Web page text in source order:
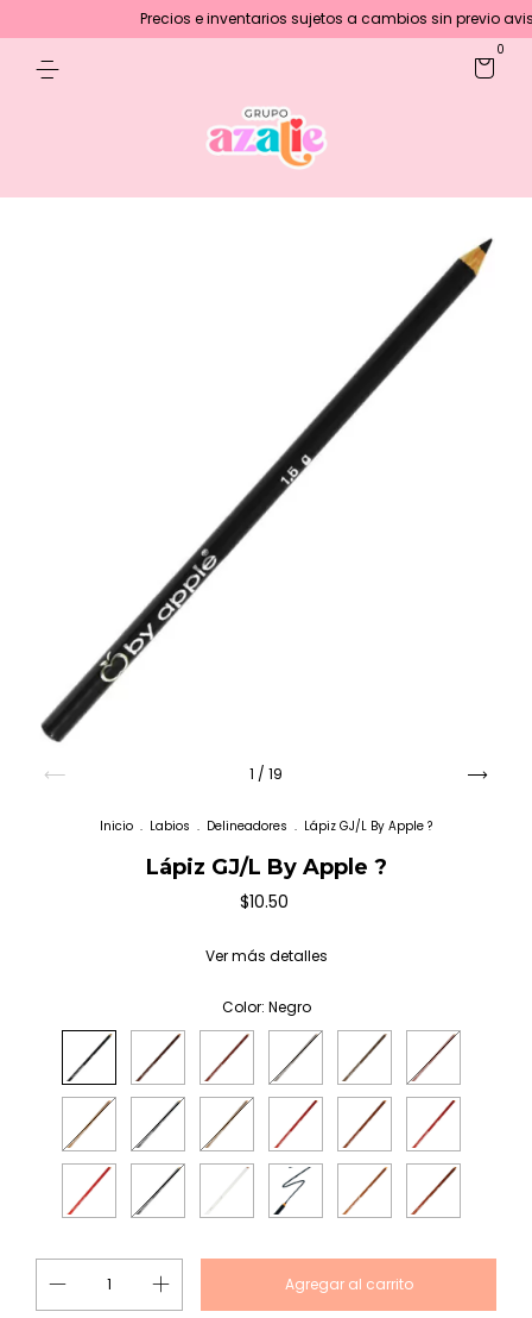
Precios e inventarios sujetos a cambios sin previo aviso
0
1 / 19
Inicio . Labios . Delineadores . Lápiz GJ/L By Apple ?
Lápiz GJ/L By Apple ?
$10.50
Ver más detalles
Color: Negro